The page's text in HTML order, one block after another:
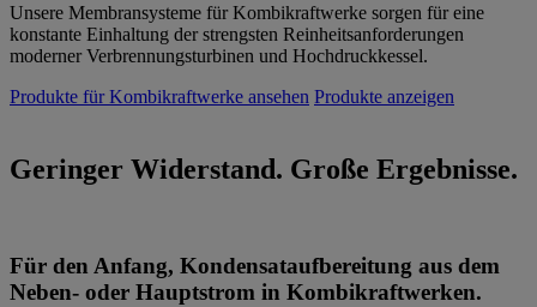
Unsere Membransysteme für Kombikraftwerke sorgen für eine
konstante Einhaltung der strengsten Reinheitsanforderungen
moderner Verbrennungsturbinen und Hochdruckkessel.
Produkte für Kombikraftwerke ansehen Produkte anzeigen
Geringer Widerstand. Große Ergebnisse.
Für den Anfang, Kondensataufbereitung aus dem
Neben- oder Hauptstrom in Kombikraftwerken.